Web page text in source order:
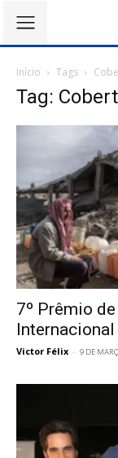
Início Tags
Tag:
7º Prêmio
Victor Félix - 9 DE